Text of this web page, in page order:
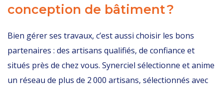
conception de bâtiment ?
Bien gérer ses travaux, c’est aussi choisir les bons
partenaires : des artisans qualifiés, de confiance et
situés près de chez vous. Synerciel sélectionne et anime
un réseau de plus de 2 000 artisans, sélectionnés avec